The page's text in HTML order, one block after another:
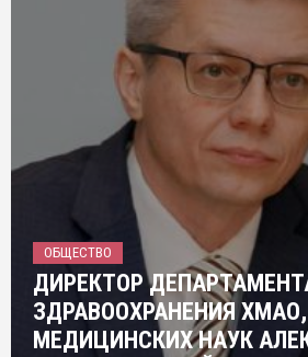
ОБЩЕСТВО
ДИРЕКТОР
ЗДРАВООХРАНЕНИЯ
МЕДИЦИНСКИХ НАУК